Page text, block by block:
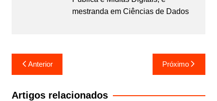
mestranda em Ciências de Dados
Navegação
de
Post
Anterior Próximo
Artigos relacionados